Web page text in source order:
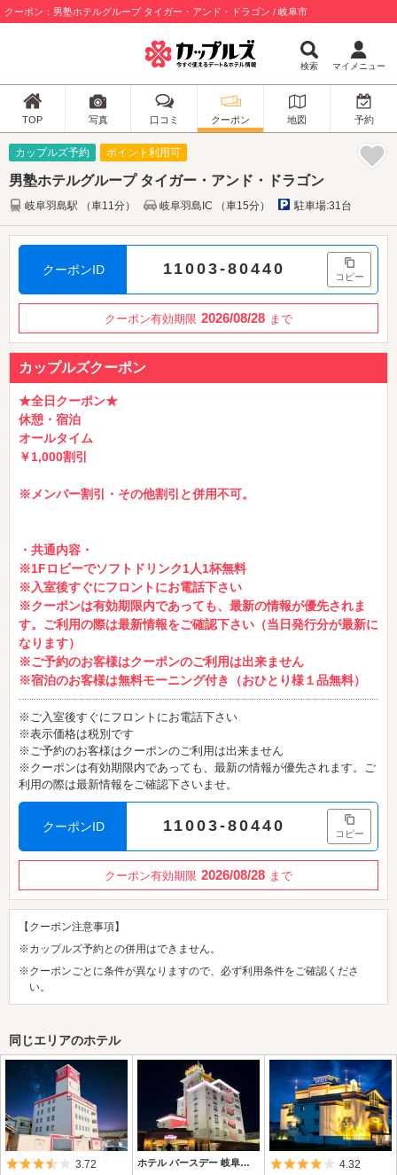
クーポン：男塾ホテルグループ タイガー・アンド・ドラゴン / 岐阜市
検索 マイメニュー
TOP 写真 口コミ クーポン 地図 予約
カップルズ予約 ポイント利用可
男塾ホテルグループ タイガー・アンド・ドラゴン
岐阜羽島駅 （車11分） 岐阜羽島IC （車15分） 駐車場:31台
クーポンID 11003-80440 コピー
クーポン有効期限 2026/08/28 まで
カップルズクーポン
★全日クーポン★
休憩・宿泊
オールタイム
￥1,000割引
※メンバー割引・その他割引と併用不可。
・共通内容・
※1Fロビーでソフトドリンク1人1杯無料
※入室後すぐにフロントにお電話下さい
※クーポンは有効期限内であっても、最新の情報が優先されま
す。ご利用の際は最新情報をご確認下さい（当日発行分が最新に
なります）
※ご予約のお客様はクーポンのご利用は出来ません
※宿泊のお客様は無料モーニング付き（おひとり様１品無料）
※ご入室後すぐにフロントにお電話下さい
※表示価格は税別です
※ご予約のお客様はクーポンのご利用は出来ません
※クーポンは有効期限内であっても、最新の情報が優先されます。ご
利用の際は最新情報をご確認下さいませ。
クーポンID 11003-80440 コピー
クーポン有効期限 2026/08/28 まで
【クーポン注意事項】
※カップルズ予約との併用はできません。
※クーポンごとに条件が異なりますので、必ず利用条件をご確認くださ
い。
同じエリアのホテル
5つ星のうち3.5
3.72 ホテル バースデー 岐阜西店 5つ星のうち4
4.32